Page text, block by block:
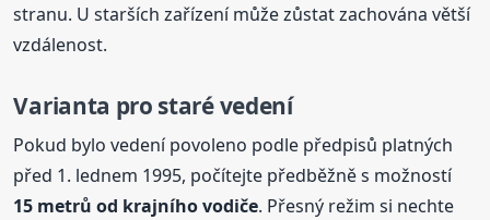
stranu. U starších zařízení může zůstat zachována větší
vzdálenost.
Varianta pro staré vedení
Pokud bylo vedení povoleno podle předpisů platných
před 1. lednem 1995, počítejte předběžně s možností
15 metrů od krajního vodiče. Přesný režim si nechte